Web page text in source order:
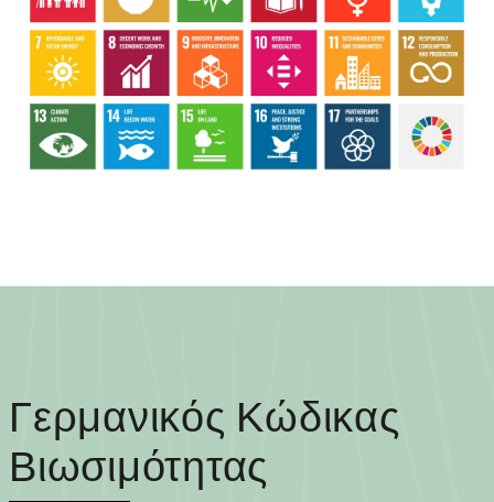
Γερμανικός Κώδικας
Βιωσιμότητας